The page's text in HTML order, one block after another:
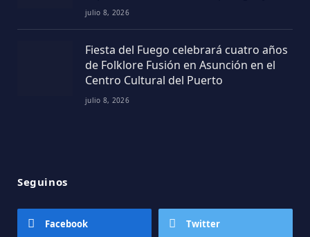
julio 8, 2026
Fiesta del Fuego celebrará cuatro años
de Folklore Fusión en Asunción en el
Centro Cultural del Puerto
julio 8, 2026
Seguinos
Facebook Twitter